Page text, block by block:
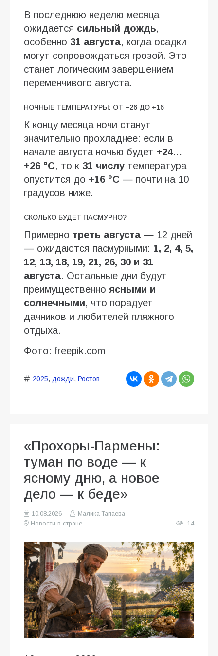
В последнюю неделю месяца
ожидается сильный дождь,
особенно 31 августа, когда осадки
могут сопровождаться грозой. Это
станет логическим завершением
переменчивого августа.
НОЧНЫЕ ТЕМПЕРАТУРЫ: ОТ +26 ДО +16
К концу месяца ночи станут
значительно прохладнее: если в
начале августа ночью будет +24…
+26 °C, то к 31 числу температура
опустится до +16 °C — почти на 10
градусов ниже.
СКОЛЬКО БУДЕТ ПАСМУРНО?
Примерно треть августа — 12 дней
— ожидаются пасмурными: 1, 2, 4, 5,
12, 13, 18, 19, 21, 26, 30 и 31
августа. Остальные дни будут
преимущественно ясными и
солнечными, что порадует
дачников и любителей пляжного
отдыха.
Фото: freepik.com
2025, дожди, Ростов
«Прохоры-Пармены:
туман по воде — к
ясному дню, а новое
дело — к беде»
10.08.2026
Малика Тапаева
Новости в стране
14